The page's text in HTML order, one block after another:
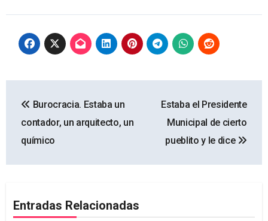
de
entradas
Burocracia. Estaba un
contador, un arquitecto, un
químico
Estaba el Presidente
Municipal de cierto
pueblito y le dice
Entradas Relacionadas